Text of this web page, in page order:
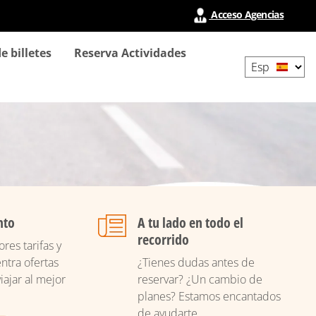
Acceso Agencias
billetes
Reserva Actividades
your
tarifas y
ofertas
al mejor
A tu lado en todo el
recorrido
¿Tienes dudas antes de
reservar? ¿Un cambio de
planes? Estamos encantados